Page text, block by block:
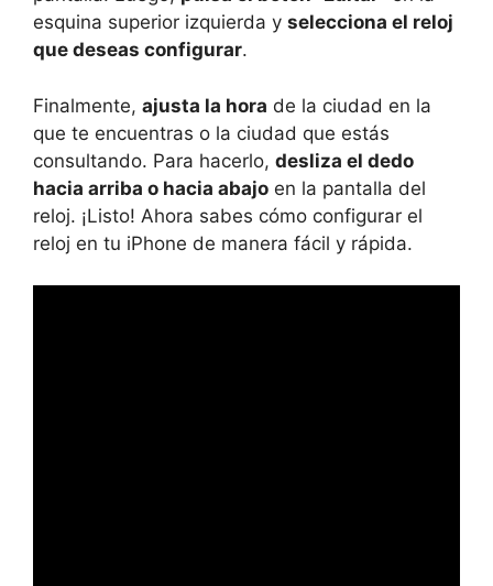
esquina superior izquierda y selecciona el reloj
que deseas configurar.
Finalmente, ajusta la hora de la ciudad en la
que te encuentras o la ciudad que estás
consultando. Para hacerlo, desliza el dedo
hacia arriba o hacia abajo en la pantalla del
reloj. ¡Listo! Ahora sabes cómo configurar el
reloj en tu iPhone de manera fácil y rápida.